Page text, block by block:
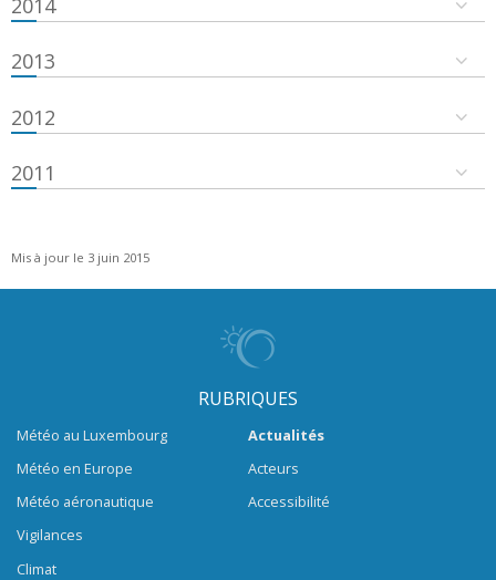
2013
2012
2011
Mis à jour le 3 juin 2015
RUBRIQUES
Météo au Luxembourg
Météo en Europe
Météo aéronautique
Vigilances
Climat
Actualités
Acteurs
Accessibilité